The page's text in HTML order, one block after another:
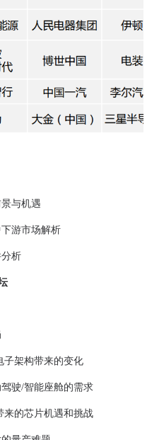
与机遇
游市场解析
析
子架构带来的变化
驶/智能座舱的需求
来的芯片机遇和挑战